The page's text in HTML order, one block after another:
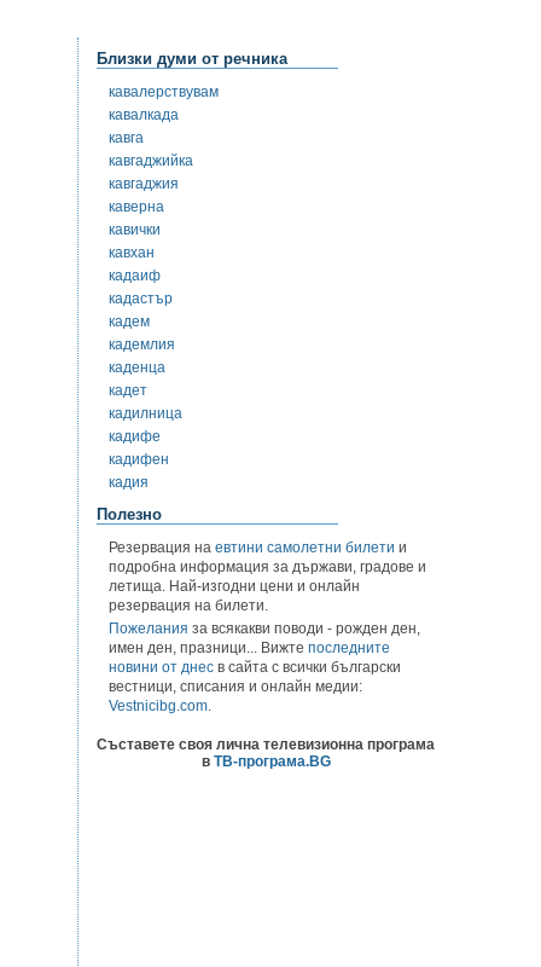
Близки думи от речника
кавалерствувам
кавалкада
кавга
кавгаджийка
кавгаджия
каверна
кавички
кавхан
кадаиф
кадастър
кадем
кадемлия
каденца
кадет
кадилница
кадифе
кадифен
кадия
Полезно
Резервация на евтини самолетни билети и
подробна информация за държави, градове и
летища. Най-изгодни цени и онлайн
резервация на билети.
Пожелания за всякакви поводи - рожден ден,
имен ден, празници... Вижте последните
новини от днес в сайта с всички български
вестници, списания и онлайн медии:
Vestnicibg.com.
Съставете своя лична телевизионна програма
в ТВ-програма.BG